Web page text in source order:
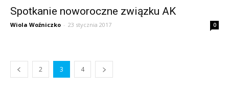
Spotkanie noworoczne związku AK
Wiola Woźniczko - 23 stycznia 2017 0
2 3 4